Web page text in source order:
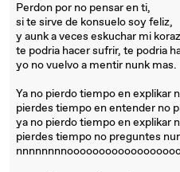
Perdon por no pensar en ti,
si te sirve de konsuelo soy feliz,
y aunk a veces eskuchar mi
te podria hacer sufrir, te podria
yo no vuelvo a mentir nunk mas.
Ya no pierdo tiempo en explikar
pierdes tiempo en entender no
ya no pierdo tiempo en explikar
pierdes tiempo no preguntes